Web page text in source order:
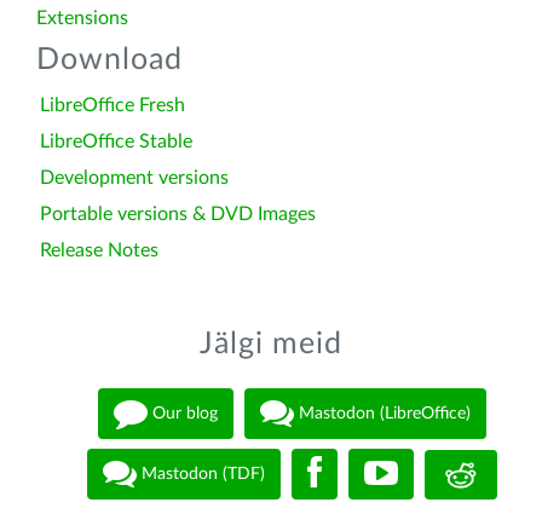
Extensions
Download
LibreOffice Fresh
LibreOffice Stable
Development versions
Portable versions & DVD Images
Release Notes
Jälgi meid
Our blog Mastodon (LibreOffice)
Mastodon (TDF)